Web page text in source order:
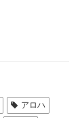
アロハ